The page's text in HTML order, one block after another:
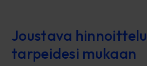
Joustava hinnoittelu
tarpeidesi mukaan